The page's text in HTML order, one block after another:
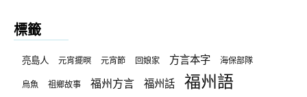
標籤
亮島人 元宵擺暝 元宵節 回娘家 方言本字 海保部隊
烏魚 祖鄉故事 福州方言 福州話 福州語